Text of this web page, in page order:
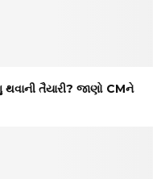
તૈયારી? જાણો CMને